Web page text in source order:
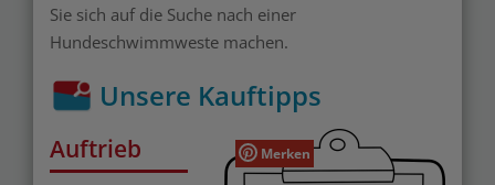
Sie sich auf die Suche nach einer
Hundeschwimmweste machen.
Unsere Kauftipps
Merken
Auftrieb